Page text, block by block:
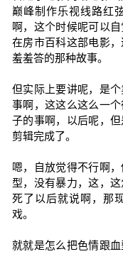
巅峰制作乐视线路红
啊，这个时候呢可以
在房市百科这部电影
羞羞答的那种故事。
但实际上要讲呢，是
事啊，这这么这么一
子的事啊，以后呢，
剪辑完成了。
嗯，自放觉得不行啊
型，没有暴力，这，
死了以后就说啊，那
戏。
就就是怎么把色情跟